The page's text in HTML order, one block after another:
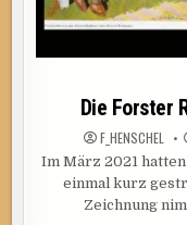
Die Forster
F_HENSCHEL
Im März 2021
einmal kurz
Zeichnung